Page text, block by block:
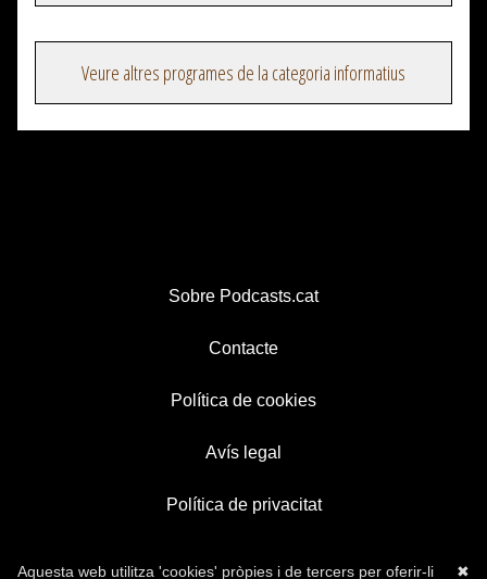
Veure altres programes de la categoria informatius
Sobre Podcasts.cat
Contacte
Política de cookies
Avís legal
Política de privacitat
✖
Aquesta web utilitza 'cookies' pròpies i de tercers per oferir-li